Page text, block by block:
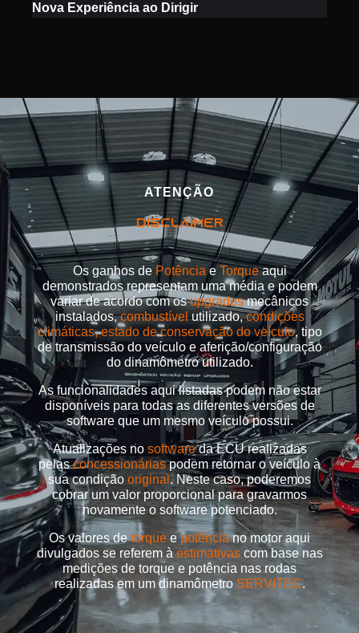
Nova Experiência ao Dirigir
ATENÇÃO
DISCLAIMER
Os ganhos de Potênciae Torqueaqui
demonstrados representam uma média e podem
variar de acordo com osupgradesmecânicos
instalados,combustívelutilizado,condições
climáticas, estado de conservação do veículo, tipo
de transmissão do veículo e aferição/configuração
do dinamômetro utilizado.
As funcionalidades aqui listadas podem não estar
disponíveis para todas as diferentes versões de
software que um mesmo veículo possui.
Atualizações no softwareda ECU realizadas
pelasconcessionáriaspodem retornar o veículo à
sua condição original . Neste caso, poderemos
cobrar um valor proporcional para gravarmos
novamente o software potenciado.
Os valores detorque epotênciano motor aqui
divulgados se referem àestimativascom base nas
medições de torque e potência nas rodas
realizadas em um dinamômetro SERVITEC.